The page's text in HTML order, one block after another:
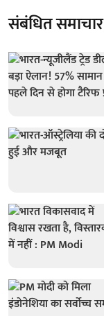
संबंधित समाचार